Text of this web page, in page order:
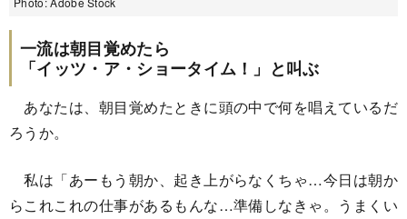
一流は朝目覚めたら
「イッツ・ア・ショータイム！」と叫ぶ
あなたは、朝目覚めたときに頭の中で何を唱えているだ
ろうか。
私は「あーもう朝か、起き上がらなくちゃ…今日は朝か
らこれこれの仕事があるもんな…準備しなきゃ。うまくい